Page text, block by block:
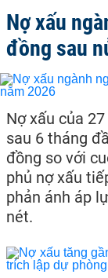
Nợ xấu
đồng sau
Nợ xấu của
sau 6 tháng
đồng so với
phủ nợ xấu
phản ánh áp
nét.